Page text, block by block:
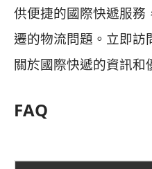
供便捷的國際快遞服務
遷的物流問題。立即訪
關於國際快遞的資訊和
FAQ